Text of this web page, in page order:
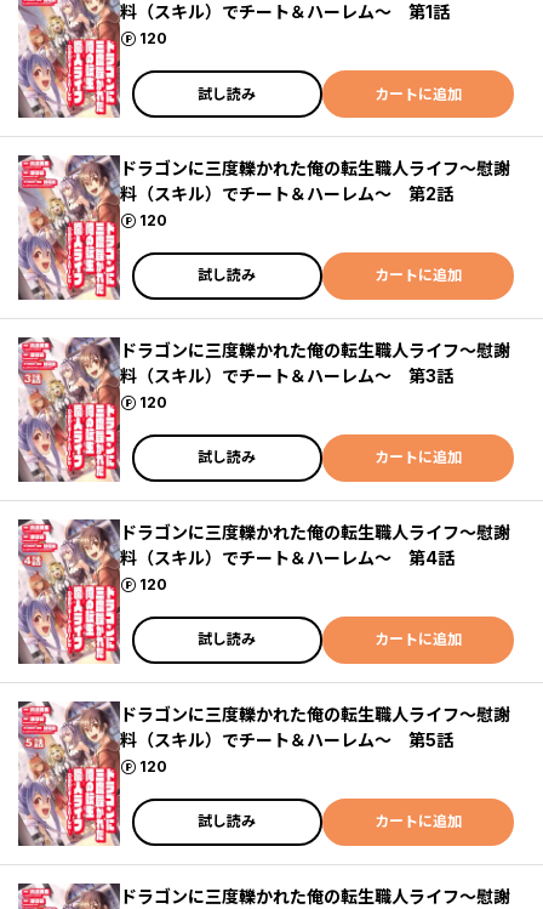
料（スキル）でチート＆ハーレム～ 第1話
120
ポイント
試し読み カートに追加
ドラゴンに三度轢かれた俺の転生職人ライフ～慰謝
料（スキル）でチート＆ハーレム～ 第2話
120
ポイント
試し読み カートに追加
ドラゴンに三度轢かれた俺の転生職人ライフ～慰謝
料（スキル）でチート＆ハーレム～ 第3話
120
ポイント
試し読み カートに追加
ドラゴンに三度轢かれた俺の転生職人ライフ～慰謝
料（スキル）でチート＆ハーレム～ 第4話
120
ポイント
試し読み カートに追加
ドラゴンに三度轢かれた俺の転生職人ライフ～慰謝
料（スキル）でチート＆ハーレム～ 第5話
120
ポイント
試し読み カートに追加
ドラゴンに三度轢かれた俺の転生職人ライフ～慰謝